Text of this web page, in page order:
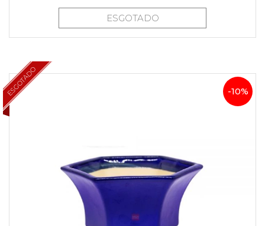
ESGOTADO
ESGOTADO -10%